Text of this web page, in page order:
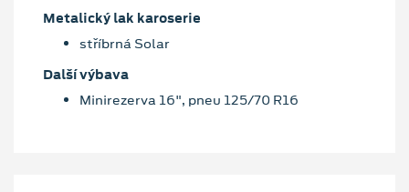
Metalický lak karoserie
stříbrná Solar
Další výbava
Minirezerva 16", pneu 125/70 R16